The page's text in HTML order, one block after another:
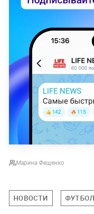
Марина Фещенко
НОВОСТИ ФУТБОЛ